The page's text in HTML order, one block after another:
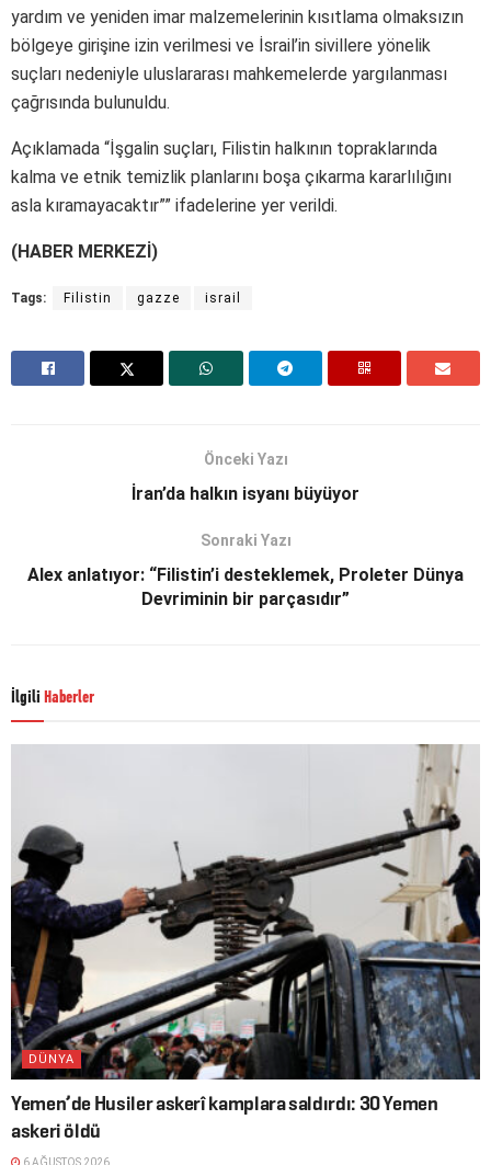
yardım ve yeniden imar malzemelerinin kısıtlama olmaksızın
bölgeye girişine izin verilmesi ve İsrail’in sivillere yönelik
suçları nedeniyle uluslararası mahkemelerde yargılanması
çağrısında bulunuldu.
Açıklamada “İşgalin suçları, Filistin halkının topraklarında
kalma ve etnik temizlik planlarını boşa çıkarma kararlılığını
asla kıramayacaktır”” ifadelerine yer verildi.
(HABER MERKEZİ)
Tags: Filistin gazze israil
Önceki Yazı
İran’da halkın isyanı büyüyor
Sonraki Yazı
Alex anlatıyor: “Filistin’i desteklemek, Proleter Dünya
Devriminin bir parçasıdır”
İlgili Haberler
DÜNYA
Yemen’de Husiler askerî kamplara saldırdı: 30 Yemen
askeri öldü
6 AĞUSTOS 2026